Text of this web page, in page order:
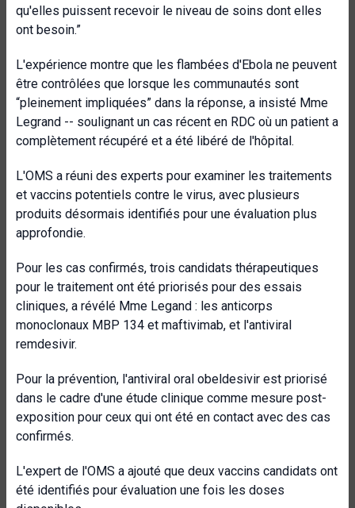
qu'elles puissent recevoir le niveau de soins dont elles
ont besoin.”
L'expérience montre que les flambées d'Ebola ne peuvent
être contrôlées que lorsque les communautés sont
“pleinement impliquées” dans la réponse, a insisté Mme
Legrand -- soulignant un cas récent en RDC où un patient a
complètement récupéré et a été libéré de l'hôpital.
L'OMS a réuni des experts pour examiner les traitements
et vaccins potentiels contre le virus, avec plusieurs
produits désormais identifiés pour une évaluation plus
approfondie.
Pour les cas confirmés, trois candidats thérapeutiques
pour le traitement ont été priorisés pour des essais
cliniques, a révélé Mme Legand : les anticorps
monoclonaux MBP 134 et maftivimab, et l'antiviral
remdesivir.
Pour la prévention, l'antiviral oral obeldesivir est priorisé
dans le cadre d'une étude clinique comme mesure post-
exposition pour ceux qui ont été en contact avec des cas
confirmés.
L'expert de l'OMS a ajouté que deux vaccins candidats ont
été identifiés pour évaluation une fois les doses